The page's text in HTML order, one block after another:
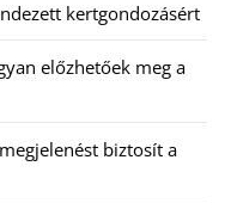
kertgondozásért
előzhetőek meg a
biztosít a